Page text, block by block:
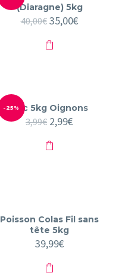
(Diaragne) 5kg
40,00€ Le
initial
était :
35,00€
-25%Sac 5kg Oignons
3,99€ Le
initial
était :
2,99€
Poisson Colas Fil sans
tête 5kg
39,99€